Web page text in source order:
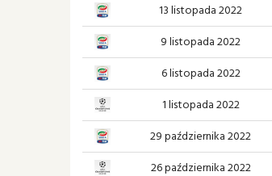
13 listopada 2022
9 listopada 2022
6 listopada 2022
1 listopada 2022
29 października 2022
26 października 2022